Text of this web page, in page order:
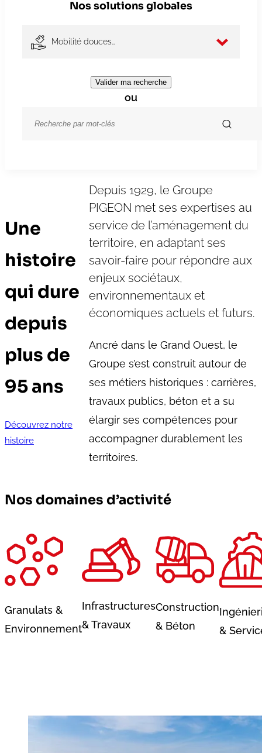
Collectivité(53)
Particulier(37)
Nos solutions globales
Mobilité douces…
Gestion d’infrastructures(6)
(9)
Plateforme multiservice
Valider ma recherche
ou
Une
histoire
qui dure
depuis
plus de
95 ans
Découvrez notre
histoire
Depuis 1929, le Groupe
PIGEON met ses expertises au
service de l’aménagement du
territoire, en adaptant ses
savoir-faire pour répondre aux
enjeux sociétaux,
environnementaux et
économiques actuels et futurs.
Ancré dans le Grand Ouest, le
Groupe s’est construit autour de
ses métiers historiques : carrières,
travaux publics, béton et a su
élargir ses compétences pour
accompagner durablement les
territoires.
Nos domaines d’activité
Granulats &
Environnement
Infrastructures
& Travaux
Construction
& Béton
&